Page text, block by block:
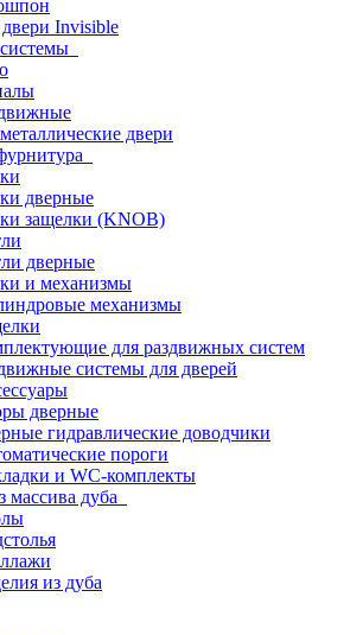
Invisible
двери
дверные
защелки (KNOB)
дверные
и механизмы
механизмы
для раздвижных систем
системы для дверей
дверные
гидравлические доводчики
пороги
и WC-комплекты
массива дуба
из дуба